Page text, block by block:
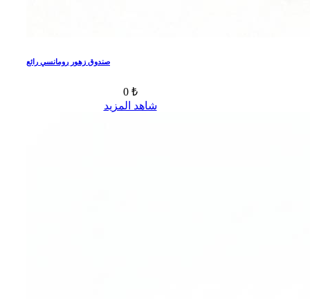
صندوق زهور رومانسي رائع
0 ₺
شاهد المزيد